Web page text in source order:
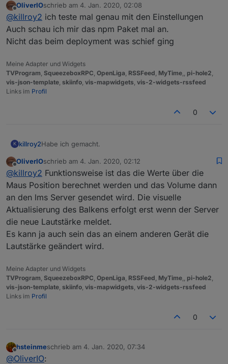
eigentlich alles default
Offline
OliverIOschrieb am 4. Jan. 2020, 02:08
zuletzt editiert von
@killroy2 ich teste mal genau mit den Einstellungen
Auch schau ich mir das npm Paket mal an.
Nicht das beim deployment was schief ging
Meine Adapter und Widgets
TVProgram SqueezeboxRPC OpenLiga RSSFeed MyTime pi-hole2
vis-json-template skiinfo vis-mapwidgets vis-2-widgets-rssfeed
Links im Profil
0
K killroy2Habe ich gemacht.
iobroker squeezeboxrpc -v
0.8.25
Zu test setze ich den Rahmen und Margin auf extra
gross. Klick auf Rahmen klappt, in Margin nicht.
Was mir noch auffällt, manche Eingaben auf Balken
werden abhängig vom Zustand ignoriert oder erst bei
späteren Klicks gemacht.
Beispiel von vielen: oberer Balken aktiv, klick auf den
funktioniert wieder.
Offline
OliverIOschrieb am 4. Jan. 2020, 02:12
zuletzt editiert von
@killroy2 Funktionsweise ist das die Werte über die
Maus Position berechnet werden und das Volume dann
an den lms Server gesendet wird. Die visuelle
Aktualisierung des Balkens erfolgt erst wenn der Server
die neue Lautstärke meldet.
Es kann ja auch sein das an einem anderen Gerät die
Lautstärke geändert wird.
Meine Adapter und Widgets
TVProgram SqueezeboxRPC OpenLiga RSSFeed MyTime pi-hole2
vis-json-template skiinfo vis-mapwidgets vis-2-widgets-rssfeed
Links im Profil
0
Offline
hsteinmeschrieb am 4. Jan. 2020, 07:34
zuletzt editiert von
@OliverIO: